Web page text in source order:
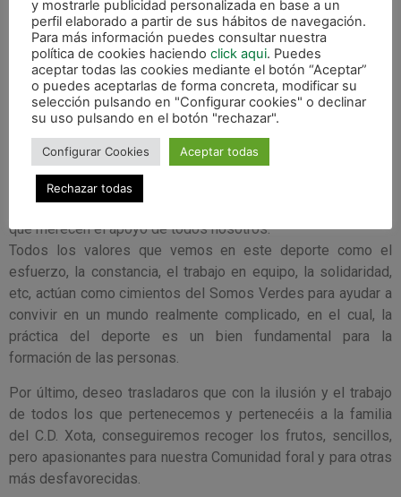
El actual C.A. Osasuna Magna tiene los valores necesarios
para convertir este esfuerzo, en una reversión positiva para
nuestra tierra. A través del Proyecto Somos Verdes
seguimos afianzado varios proyectos de colaboración social,
así como una intensa actividad en el fútbol sala base en
El trabajo incalculable de la estructura profesional, con una
trayectoria brillante, actúan como motores de una actividad
sumamente solidaria y enerva nuestro corazón hasta metas
que merecen el apoyo de todos nosotros.
Todos los valores que vemos en este deporte como el
esfuerzo, la constancia, el trabajo en equipo, la solidaridad,
etc, actúan como cimientos del Somos Verdes para ayudar a
convivir en un mundo realmente complicado, en el cual, la
práctica del deporte es un bien fundamental para la
formación de las personas.
Por último, deseo trasladaros que con la ilusión y el trabajo
de todos los que pertenecemos y pertenecéis a la familia
del C.D. Xota, conseguiremos recoger los frutos, sencillos,
pero apasionantes para nuestra Comunidad foral y para otras
más desfavorecidas.
y mostrarle publicidad personalizada en base a un
perfil elaborado a partir de sus hábitos de navegación.
Para más información puedes consultar nuestra
política de cookies haciendo click aqui. Puedes
aceptar todas las cookies mediante el botón “Aceptar”
o puedes aceptarlas de forma concreta, modificar su
selección pulsando en "Configurar cookies" o declinar
su uso pulsando en el botón "rechazar".
Configurar Cookies Aceptar todas
Rechazar todas